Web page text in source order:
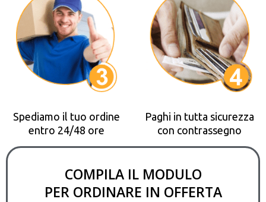
Spediamo il tuo ordine
entro 24/48 ore
Paghi in tutta sicurezza
con contrassegno
COMPILA IL MODULO
PER ORDINARE IN OFFERTA